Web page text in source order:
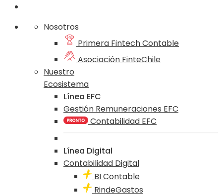
Nosotros
Primera Fintech Contable
Asociación FinteChile
Nuestro
Ecosistema
Línea EFC
Gestión Remuneraciones EFC
Contabilidad EFC
Línea Digital
Contabilidad Digital
BI Contable
RindeGastos